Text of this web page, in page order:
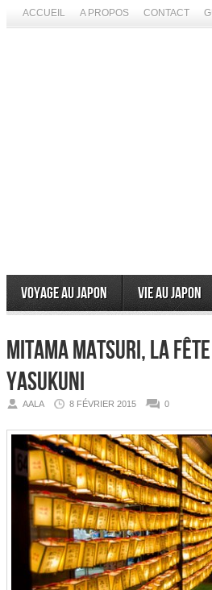
ACCUEIL A PROPOS CONTACT
Voyage au Japon Vie au Japon
Mitama Matsuri, la
Yasukuni
AALA 8 FÉVRIER 2015 0